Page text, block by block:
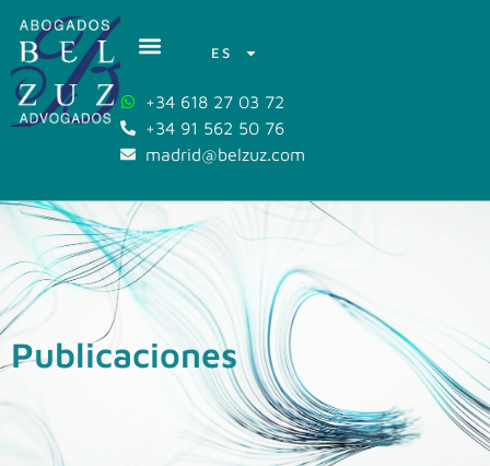
ES
+34 618 27 03 72
+34 91 562 50 76
madrid@belzuz.com
Publicaciones